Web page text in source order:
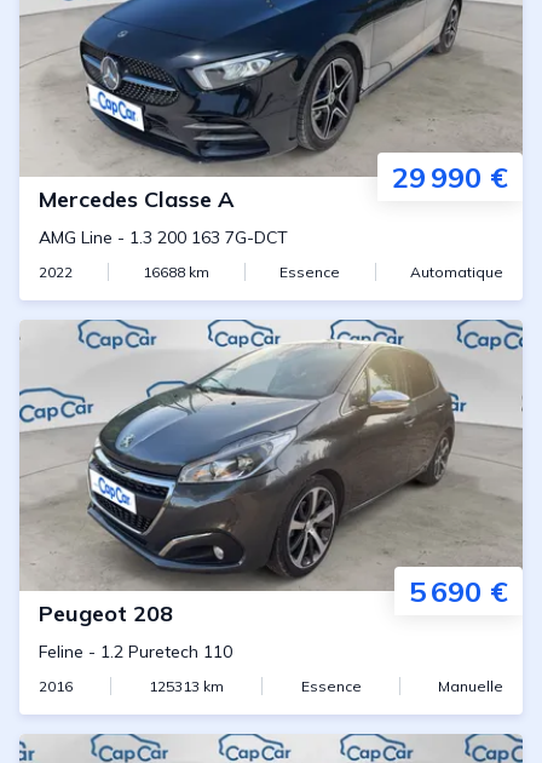
29 990 €
Mercedes Classe A
AMG Line - 1.3 200 163 7G-DCT
2022 16688 km Essence Automatique
5 690 €
Peugeot 208
Feline - 1.2 Puretech 110
2016 125313 km Essence Manuelle